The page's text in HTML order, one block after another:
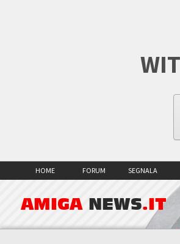
HOME FORUM SEGNALA
AMIGA NEWS.IT